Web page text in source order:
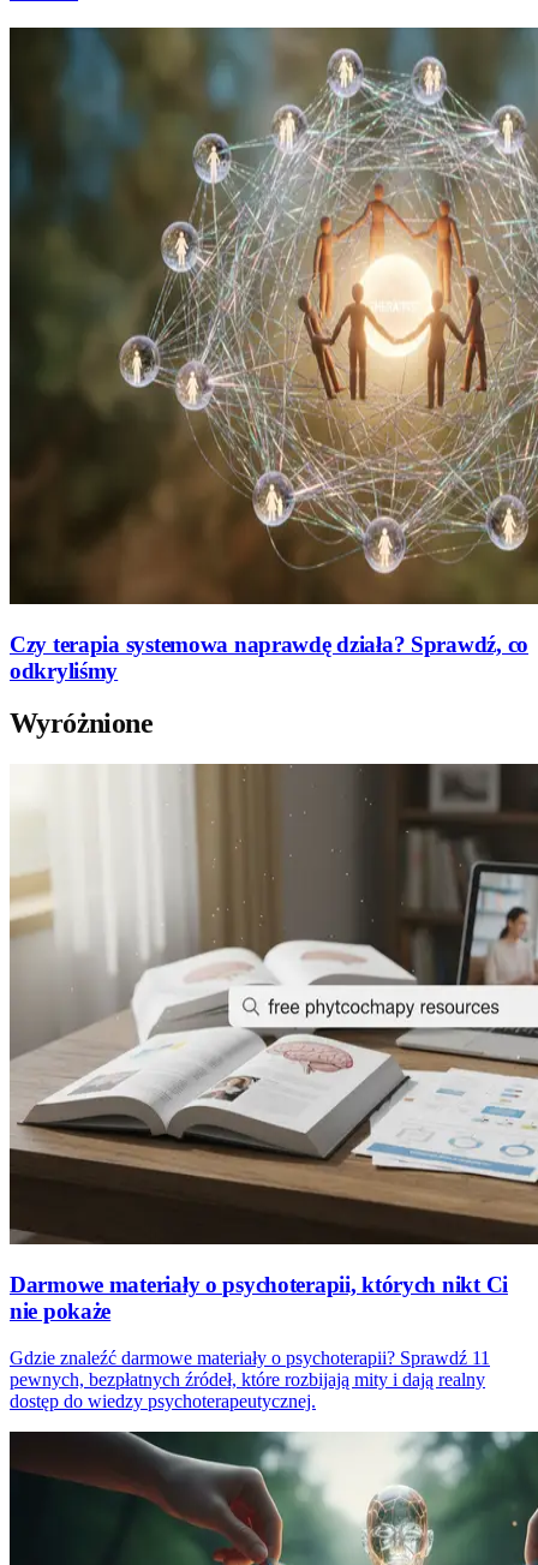
Czy terapia systemowa naprawdę działa? Sprawdź, co
odkryliśmy
Wyróżnione
Darmowe materiały o psychoterapii, których nikt Ci
nie pokaże
Gdzie znaleźć darmowe materiały o psychoterapii? Sprawdź 11
pewnych, bezpłatnych źródeł, które rozbijają mity i dają realny
dostęp do wiedzy psychoterapeutycznej.